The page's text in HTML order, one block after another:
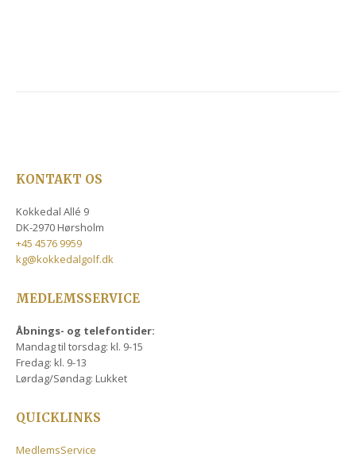
KONTAKT OS
Kokkedal Allé 9
DK-2970 Hørsholm
+45 4576 9959
kg@kokkedalgolf.dk
MEDLEMSSERVICE
Åbnings- og telefontider:
Mandag til torsdag: kl. 9-15
Fredag: kl. 9-13
Lørdag/Søndag: Lukket
QUICKLINKS
MedlemsService